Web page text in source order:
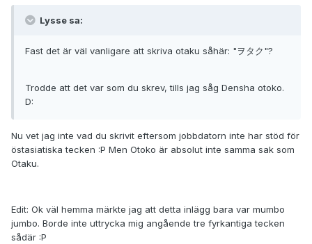
Lysse sa:
Fast det är väl vanligare att skriva otaku såhär: "ヲタク"?
Trodde att det var som du skrev, tills jag såg Densha otoko.
D:
Nu vet jag inte vad du skrivit eftersom jobbdatorn inte har stöd för
östasiatiska tecken :P Men Otoko är absolut inte samma sak som
Otaku.
Edit: Ok väl hemma märkte jag att detta inlägg bara var mumbo
jumbo. Borde inte uttrycka mig angående tre fyrkantiga tecken
sådär :P